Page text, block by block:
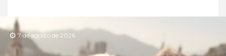
7 de agosto de 2026